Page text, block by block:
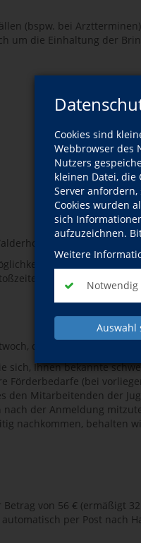
Cookies sind
Webbrowser des
Nutzers
kleinen Datei, die
Server anfordern,
Cookies wurden
sich
aufzuzeichnen.
Weitere
Notwendig
Auswahl
(bspw. bei
um die Einhaltung der
gebracht und
der
verringert.
dem 25. Februar 2026
sich, Ihnen bekannte
Förderbedarfe (bei
den Mitarbeitenden der
der Anmeldung
nachkommen, behalten
von 56 € (ermäßigt
per Post nach